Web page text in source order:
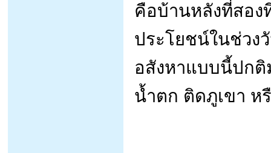
คือบ้านหลังที่สอง
ประโยชน์ในช่วง
อสังหาแบบนี้ปกติ
น้ำตก ติดภูเขา ห